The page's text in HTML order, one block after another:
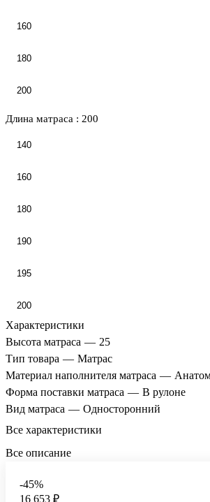
160
180
200
Длина матраса : 200
140
160
180
190
195
200
Характеристики
Высота матраса — 25
Тип товара — Матрас
Материал наполнителя матраса —
Форма поставки матраса — В рулоне
Вид матраса — Односторонний
Все характеристики
Все описание
-45%
16 653 ₽